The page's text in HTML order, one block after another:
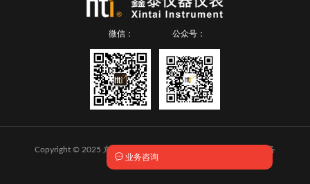
 业务咨询
微信： 公众号：
Copyright © 2025 东莞市鑫泰仪器仪表有限公司 版权所有
粤ICP备
2024292454号